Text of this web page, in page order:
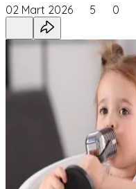
02 Mart 2026 5 0